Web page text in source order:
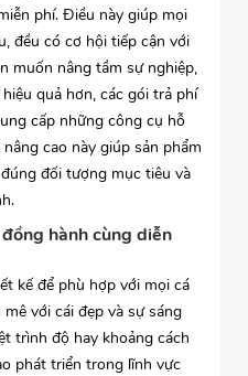
phí. Điều này giúp mọi
đều có cơ hội tiếp cận với
muốn nâng tầm sự nghiệp,
quả hơn, các gói trả phí
cấp những công cụ hỗ
cao này giúp sản phẩm
đối tượng mục tiêu và
hành cùng diễn
kế để phù hợp với mọi cá
với cái đẹp và sự sáng
trình độ hay khoảng cách
phát triển trong lĩnh vực